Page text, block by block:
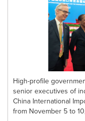
High-profile
senior executives of
China International
from November 5 to